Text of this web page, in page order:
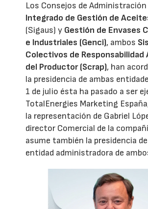
Los Consejos de Administración
Integrado de Gestión de
(Sigaus) y Gestión de Envases
e Industriales (Genci), ambos
Colectivos de Responsabilidad
del Productor (Scrap), han
la presidencia de ambas
1 de julio ésta ha pasado a ser
TotalEnergies Marketing
la representación de Gabriel
director Comercial de la
asume también la presidencia de
entidad administradora de